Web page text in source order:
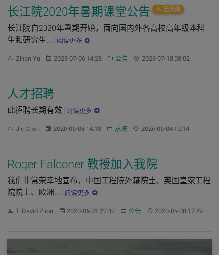
长江院2020年暑期课堂公告 已失效
长江院自2020年暑期开始，面向国内外各高校高年级本科
生和研究生...
阅读更多
作者：
Zihan Yu 发布：2020-07-06 14:28 分类：
公告 更新：2020-07-18 08:02
人才招聘
此招聘长期有效 阅读更多
作者：Jie Chen 发布：2020-06-08 14:18 分类：
求贤 更新：2026-06-04 10:14
Roger Falconer 教授加入我院
我们非常荣幸地宣布，中国工程院外籍院士、英国皇家工程
院院士、欧洲...
阅读更多
作者：
T. David Zhou 发布：2020-06-01 22:32 分类：
公告 更新：2020-06-08 17:29